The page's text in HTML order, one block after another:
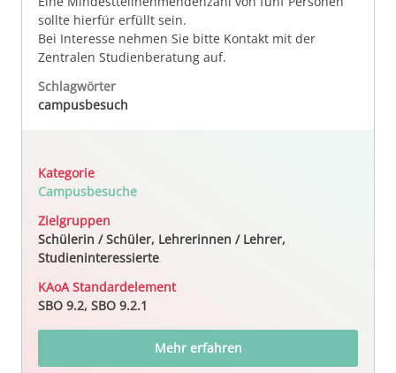
sollte hierfür erfüllt sein.
Bei Interesse nehmen Sie bitte Kontakt mit der
Zentralen Studienberatung auf.
Schlagwörter
campusbesuch
Kategorie
Campusbesuche
Zielgruppen
Schülerin / Schüler, Lehrerinnen / Lehrer,
Studieninteressierte
KAoA Standardelement
SBO 9.2, SBO 9.2.1
Mehr erfahren